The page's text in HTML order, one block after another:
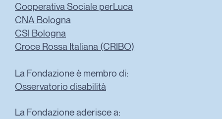
Cooperativa Sociale perLuca
CNA Bologna
CSI Bologna
Croce Rossa Italiana (CRIBO)
La Fondazione è membro di:
Osservatorio disabilità
La Fondazione aderisce a: